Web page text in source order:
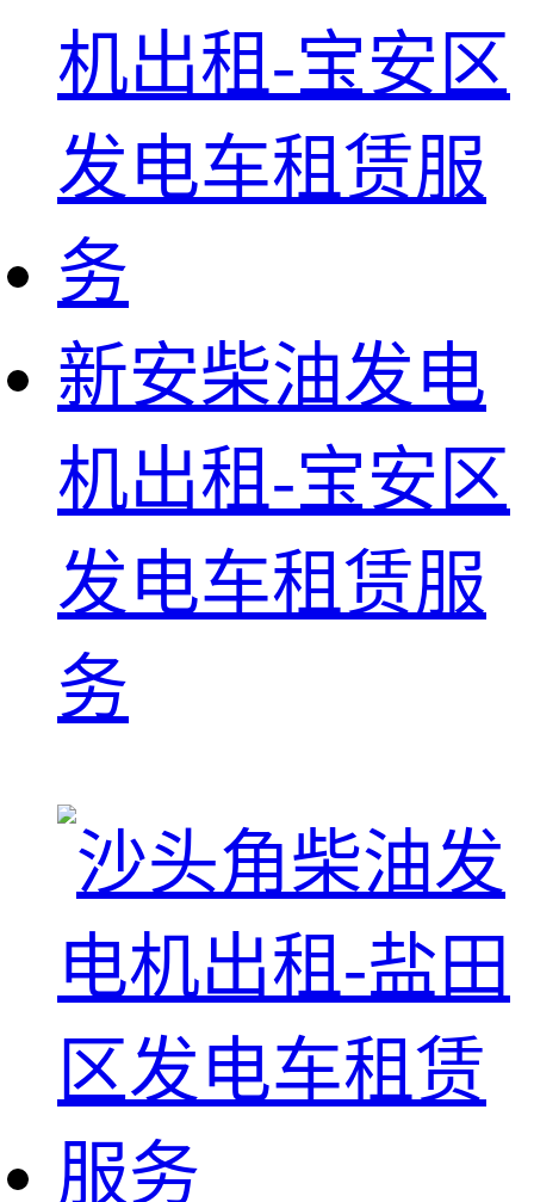
新安柴油发电
机出租-宝安区
发电车租赁服
务